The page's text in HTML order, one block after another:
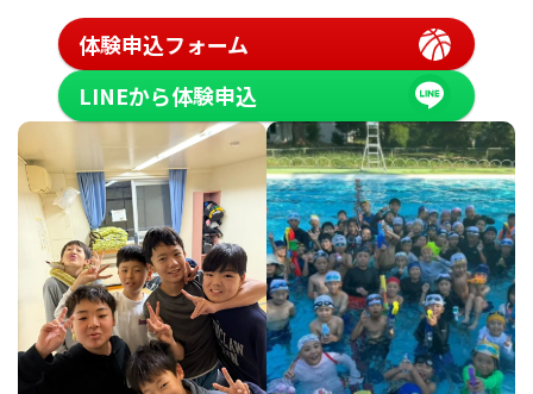
体験申込フォーム
LINEから体験申込